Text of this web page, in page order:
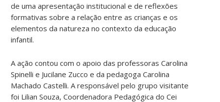
de uma apresentação institucional e de reflexões
formativas sobre a relação entre as crianças e os
elementos da natureza no contexto da educação
infantil.
A ação contou com o apoio das professoras Carolina
Spinelli e Jucilane Zucco e da pedagoga Carolina
Machado Castelli. A responsável pelo grupo visitante
foi Lilian Souza, Coordenadora Pedagógica do Cei